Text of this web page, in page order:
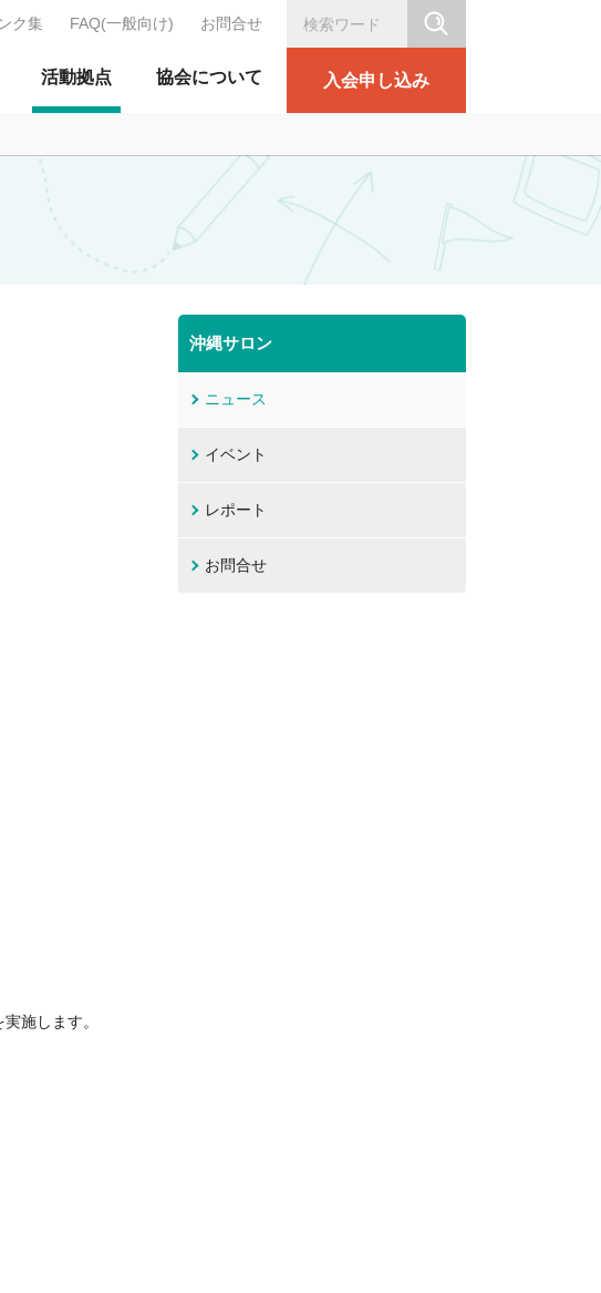
ァシリテーション協会
活動拠点 協会について 入会申し込み
ク集 FAQ(一般向け) お問合せ
施します。
沖縄サロン
ニュース
イベント
レポート
お問合せ